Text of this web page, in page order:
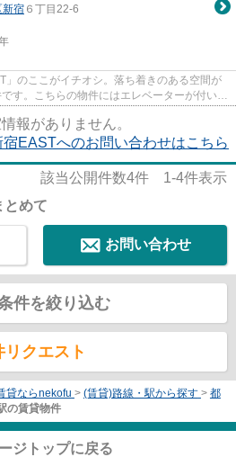
新宿 ６丁目22-6
」のここがイチオシ。落ち着きのある空間が
す。こちらの物件にはエレベーターが付いて
報がありません。
EASTへのお問い合わせはこちら
該当公開件数4件 1-4件表示
とめて
お問い合わせ
件を絞り込む
リクエスト
貸ならnekofu > (賃貸)路線・駅から探す > 都
の賃貸物件
ジトップに戻る